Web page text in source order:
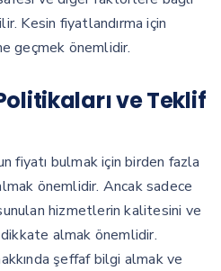
Kesin fiyatlandırma için
geçmek önemlidir.
ve Teklif
fiyatı bulmak için birden fazla
önemlidir. Ancak sadece
hizmetlerin kalitesini ve
almak önemlidir.
şeffaf bilgi almak ve